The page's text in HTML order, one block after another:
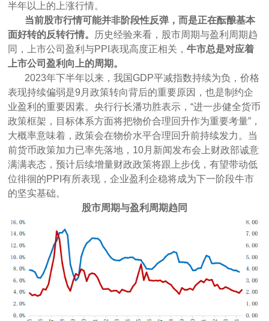
半年以上的上涨行情。
当前股市行情可能并非阶段性反弹，而是正在酝酿基本
面好转的反转行情。 历史经验来看，股市周期与盈利周期趋
同，上市公司盈利与PPI表现高度正相关，牛市总是对应着
上市公司盈利向上的周期。
2023年下半年以来，我国GDP平减指数持续为负，价格
表现持续偏弱是9月政策转向背后的重要原因，也是制约企
业盈利的重要因素。央行行长潘功胜表示，“进一步健全货币
政策框架，目标体系方面将把物价合理回升作为重要考量”，
大概率意味着，政策会在物价水平合理回升前持续发力。当
前货币政策加力已率先落地，10月新闻发布会上财政部诚意
满满表态，预计后续增量财政政策将跟上步伐，有望带动低
位徘徊的PPI有所表现，企业盈利企稳将成为下一阶段牛市
的坚实基础。
股市周期与盈利周期趋同